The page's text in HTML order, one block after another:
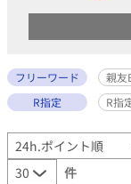
フリーワード
親友
R指定
R指
件